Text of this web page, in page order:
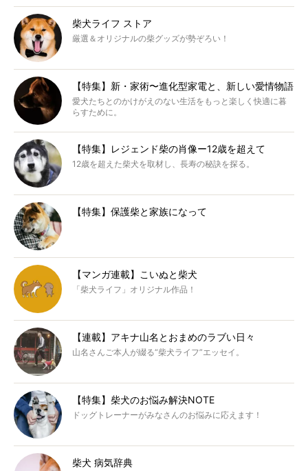
柴犬ライフ ストア
厳選＆オリジナルの柴グッズが勢ぞろい！
【特集】新・家術〜進化型家電と、新しい愛情物語
愛犬たちとのかけがえのない生活をもっと楽しく快適に暮
らすために。
【特集】レジェンド柴の肖像ー12歳を超えて
12歳を超えた柴犬を取材し、長寿の秘訣を探る。
【特集】保護柴と家族になって
【マンガ連載】こいぬと柴犬
「柴犬ライフ」オリジナル作品！
【連載】アキナ山名とおまめのラブい日々
山名さんご本人が綴る“柴犬ライフ”エッセイ。
【特集】柴犬のお悩み解決NOTE
ドッグトレーナーがみなさんのお悩みに応えます！
柴犬 病気辞典